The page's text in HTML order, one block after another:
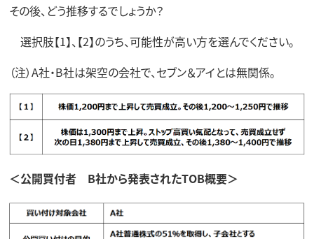
その後、どう推移するでしょうか？
選択肢【1】、【2】のうち、可能性が高い方を選んでください。
（注）A社・B社は架空の会社で、セブン＆アイとは無関係。
＜公開買付者 B社から発表されたTOB概要＞